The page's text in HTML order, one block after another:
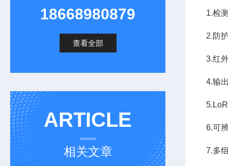
18668980879
查看全部
ARTICLE
相关文章
1.检
2.防
3.红
4.输
6.可
7.多